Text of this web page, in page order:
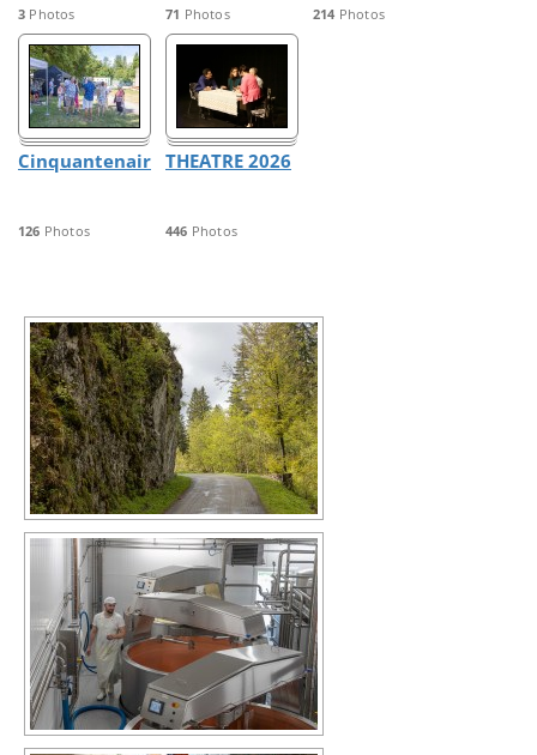
3 Photos 71 Photos 214 Photos
Cinquantenaire
126 Photos
THEATRE 2026
446 Photos